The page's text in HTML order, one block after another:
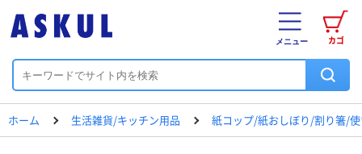
カゴ
メニュー
ホーム 生活雑貨/キッチン用品 紙コップ/紙おしぼり/割り箸/